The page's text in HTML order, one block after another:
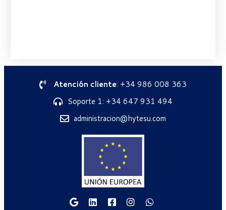
Atención cliente: +34 986 008 363
Soporte 1: +34 647 931 494
administracion@hytesu.com